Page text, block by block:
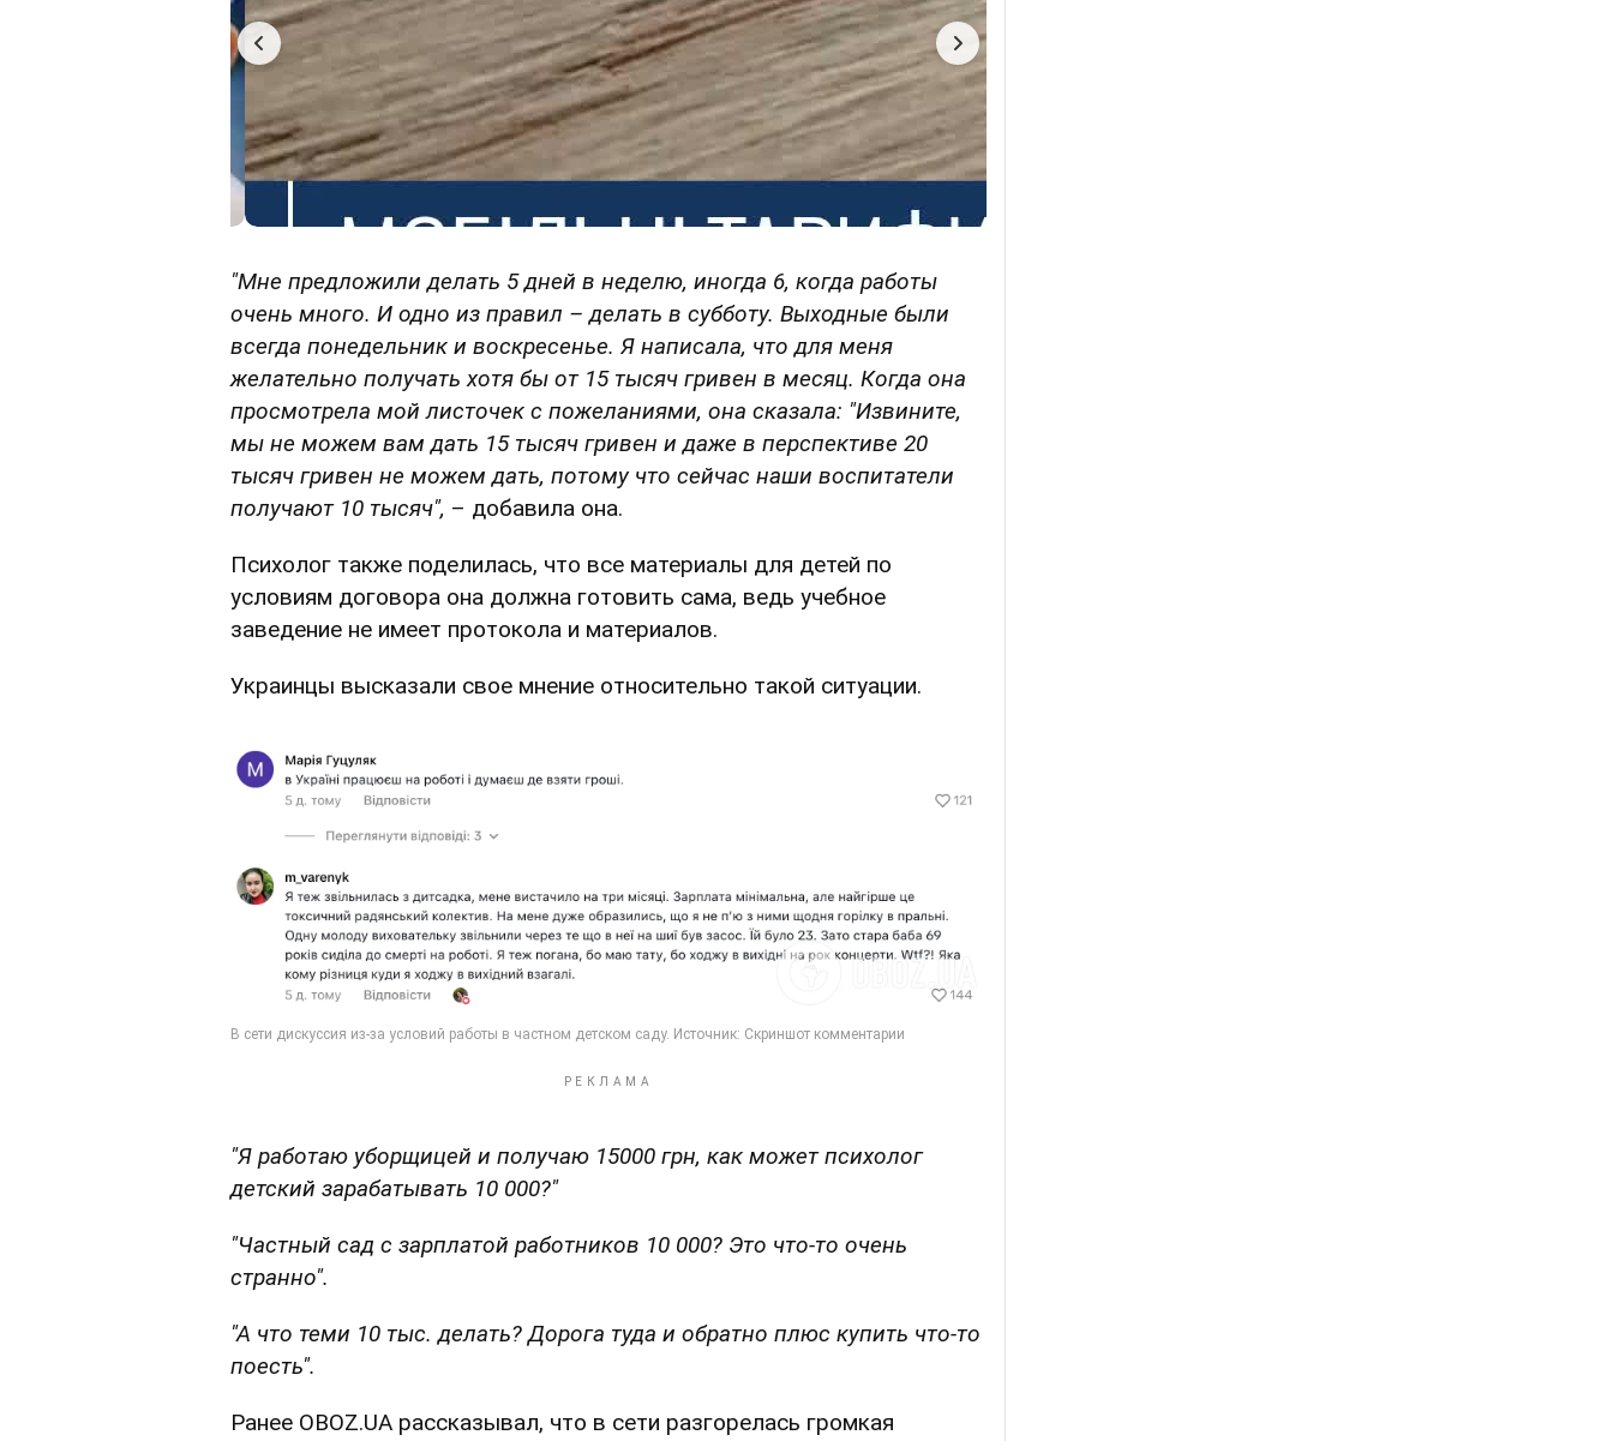
"Мне предложили делать 5 дней в неделю, иногда 6, когда работы
очень много. И одно из правил – делать в субботу. Выходные были
всегда понедельник и воскресенье. Я написала, что для меня
желательно получать хотя бы от 15 тысяч гривен в месяц. Когда она
просмотрела мой листочек с пожеланиями, она сказала: "Извините,
мы не можем вам дать 15 тысяч гривен и даже в перспективе 20
тысяч гривен не можем дать, потому что сейчас наши воспитатели
получают 10 тысяч", – добавила она.
Психолог также поделилась, что все материалы для детей по
условиям договора она должна готовить сама, ведь учебное
заведение не имеет протокола и материалов.
Украинцы высказали свое мнение относительно такой ситуации.
"Я работаю уборщицей и получаю 15000 грн, как может психолог
детский зарабатывать 10 000?"
"Частный сад с зарплатой работников 10 000? Это что-то очень
странно".
"А что теми 10 тыс. делать? Дорога туда и обратно плюс купить что-то
поесть".
Ранее OBOZ.UA рассказывал, что в сети разгорелась громкая